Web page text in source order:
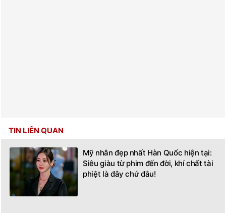
TIN LIÊN QUAN
Mỹ nhân đẹp nhất Hàn Quốc hiện tại:
Siêu giàu từ phim đến đời, khí chất tài
phiệt là đây chứ đâu!